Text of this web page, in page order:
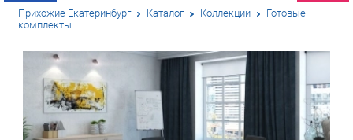
Прихожие Екатеринбург Каталог Коллекции Готовые
комплекты